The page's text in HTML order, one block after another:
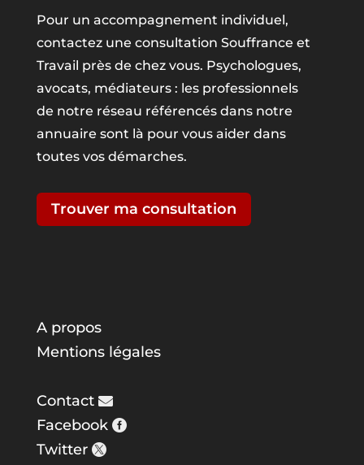
Pour un accompagnement individuel,
contactez une consultation Souffrance et
Travail près de chez vous. Psychologues,
avocats, médiateurs : les professionnels
de notre réseau référencés dans notre
annuaire sont là pour vous aider dans
toutes vos démarches.
Trouver ma consultation
A propos
Mentions légales
Contact
Facebook
Twitter